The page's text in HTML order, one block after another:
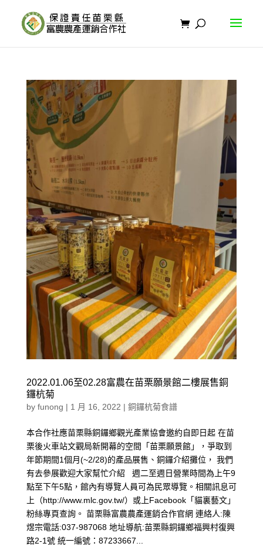
2022.01.06至02.28富農在苗栗願景館二樓展售銅
鑼杭菊
by funong | 1 月 16, 2022 | 銅鑼杭菊食譜
本合作社應苗栗縣銅鑼鄉觀光產業協會邀約自即日起 在苗
栗後火車站文觀局新開幕的空間「苗栗願景館」，爭取到
年節期間1個月(~2/28)的產品展售、銅鑼介紹攤位， 我們
有去參展歡迎大家幫忙介紹 週二至週日營業時間為上午9
點至下午5點，館內有導覽人員可為民眾導覽。相關訊息可
上（http://www.mlc.gov.tw/）或上Facebook「貓裏藝文」
粉絲專頁查詢。 苗栗縣富農農產運銷合作官網 連絡人:陳
煜宗電話:037-987068 地址導航:苗栗縣銅鑼鄉福興村復興
路2-1號 統一編號：87233667...